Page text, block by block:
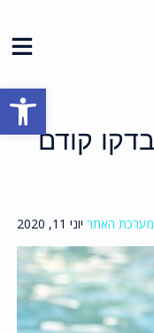
פתח
קודם
מערכת האתר יוני 11, 2020